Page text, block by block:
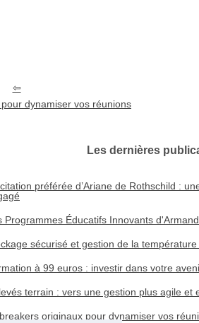
dynamiser vos réunions
Les dernières
préférée d’Ariane de Rothschild :
Programmes Éducatifs Innovants
sécurisé et gestion de la
à 99 euros : investir dans votre
terrain : vers une gestion plus agile et
originaux pour dynamiser vos